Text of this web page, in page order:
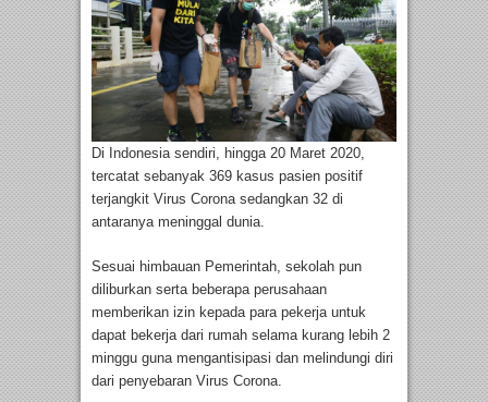
Di Indonesia sendiri, hingga 20 Maret 2020,
tercatat sebanyak 369 kasus pasien positif
terjangkit Virus Corona sedangkan 32 di
antaranya meninggal dunia.
Sesuai himbauan Pemerintah, sekolah pun
diliburkan serta beberapa perusahaan
memberikan izin kepada para pekerja untuk
dapat bekerja dari rumah selama kurang lebih 2
minggu guna mengantisipasi dan melindungi diri
dari penyebaran Virus Corona.